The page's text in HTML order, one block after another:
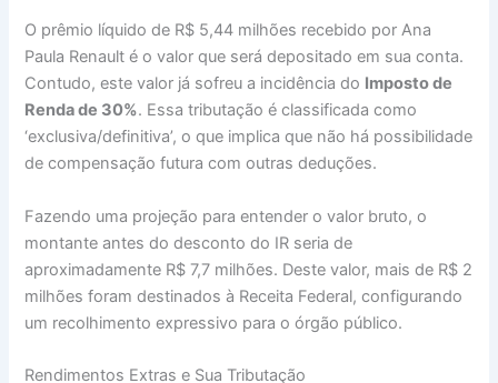
O prêmio líquido de R$ 5,44 milhões recebido por Ana
Paula Renault é o valor que será depositado em sua conta.
Contudo, este valor já sofreu a incidência do Imposto de
Renda de 30%. Essa tributação é classificada como
‘exclusiva/definitiva’, o que implica que não há possibilidade
de compensação futura com outras deduções.
Fazendo uma projeção para entender o valor bruto, o
montante antes do desconto do IR seria de
aproximadamente R$ 7,7 milhões. Deste valor, mais de R$ 2
milhões foram destinados à Receita Federal, configurando
um recolhimento expressivo para o órgão público.
Rendimentos Extras e Sua Tributação